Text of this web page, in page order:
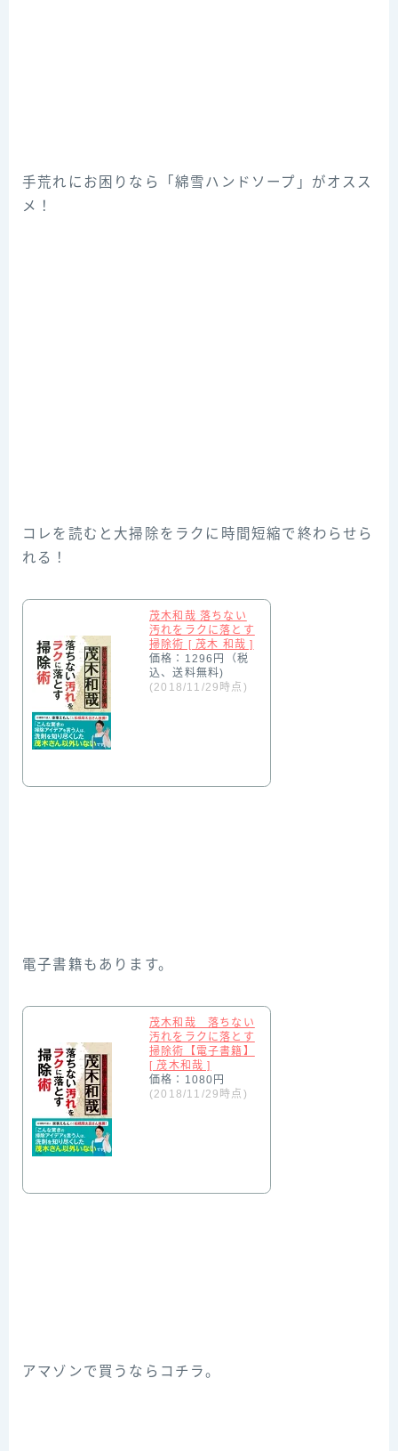
手荒れにお困りなら「綿雪ハンドソープ」がオスス
メ！
コレを読むと大掃除をラクに時間短縮で終わらせら
れる！
茂木和哉 落ちない
汚れをラクに落とす
掃除術 [ 茂木 和哉 ]
価格：1296円（税
込、送料無料)
(2018/11/29時点)
電子書籍もあります。
茂木和哉 落ちない
汚れをラクに落とす
掃除術【電子書籍】
[ 茂木和哉 ]
価格：1080円
(2018/11/29時点)
アマゾンで買うならコチラ。